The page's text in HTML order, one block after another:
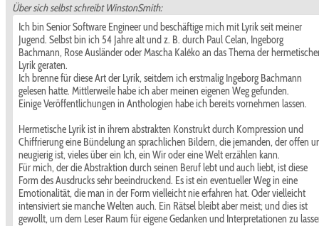
Über sich selbst schreibt WinstonSmith:
Ich bin Senior Software Engineer und beschäftige mich mit Lyrik seit meiner
Jugend. Selbst bin ich 54 Jahre alt und z. B. durch Paul Celan, Ingeborg
Bachmann, Rose Ausländer oder Mascha Kaléko an das Thema der
Lyrik geraten.
Ich brenne für diese Art der Lyrik, seitdem ich erstmalig Ingeborg Bachmann
gelesen hatte. Mittlerweile habe ich aber meinen eigenen Weg gefunden.
Einige Veröffentlichungen in Anthologien habe ich bereits vornehmen lassen.
Hermetische Lyrik ist in ihrem abstrakten Konstrukt durch Kompression und
Chiffrierung eine Bündelung an sprachlichen Bildern, die jemanden, der offen
neugierig ist, vieles über ein Ich, ein Wir oder eine Welt erzählen kann.
Für mich, der die Abstraktion durch seinen Beruf lebt und auch liebt, ist diese
Form des Ausdrucks sehr beeindruckend. Es ist ein eventueller Weg in eine
Emotionalität, die man in der Form vielleicht nie erfahren hat. Oder vielleicht
intensiviert sie manche Welten auch. Ein Rätsel bleibt aber meist; und dies ist
gewollt, um dem Leser Raum für eigene Gedanken und Interpretationen zu